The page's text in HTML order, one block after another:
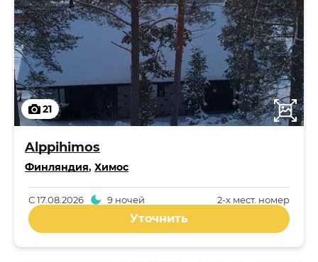
21
Alppihimos
Финляндия, Химос
2-x мест. номер
С17.08.2026 9 ночей
Уточнить